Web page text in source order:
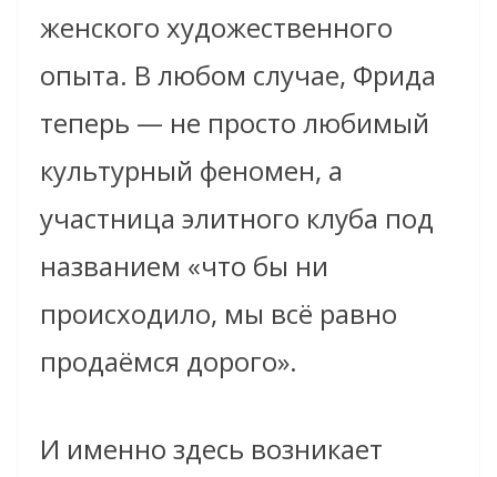
женского художественного
опыта. В любом случае, Фрида
теперь — не просто любимый
культурный феномен, а
участница элитного клуба под
названием «что бы ни
происходило, мы всё равно
продаёмся дорого».
И именно здесь возникает